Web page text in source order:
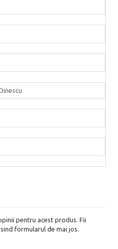
pentru acest produs. Fii
formularul de mai jos.